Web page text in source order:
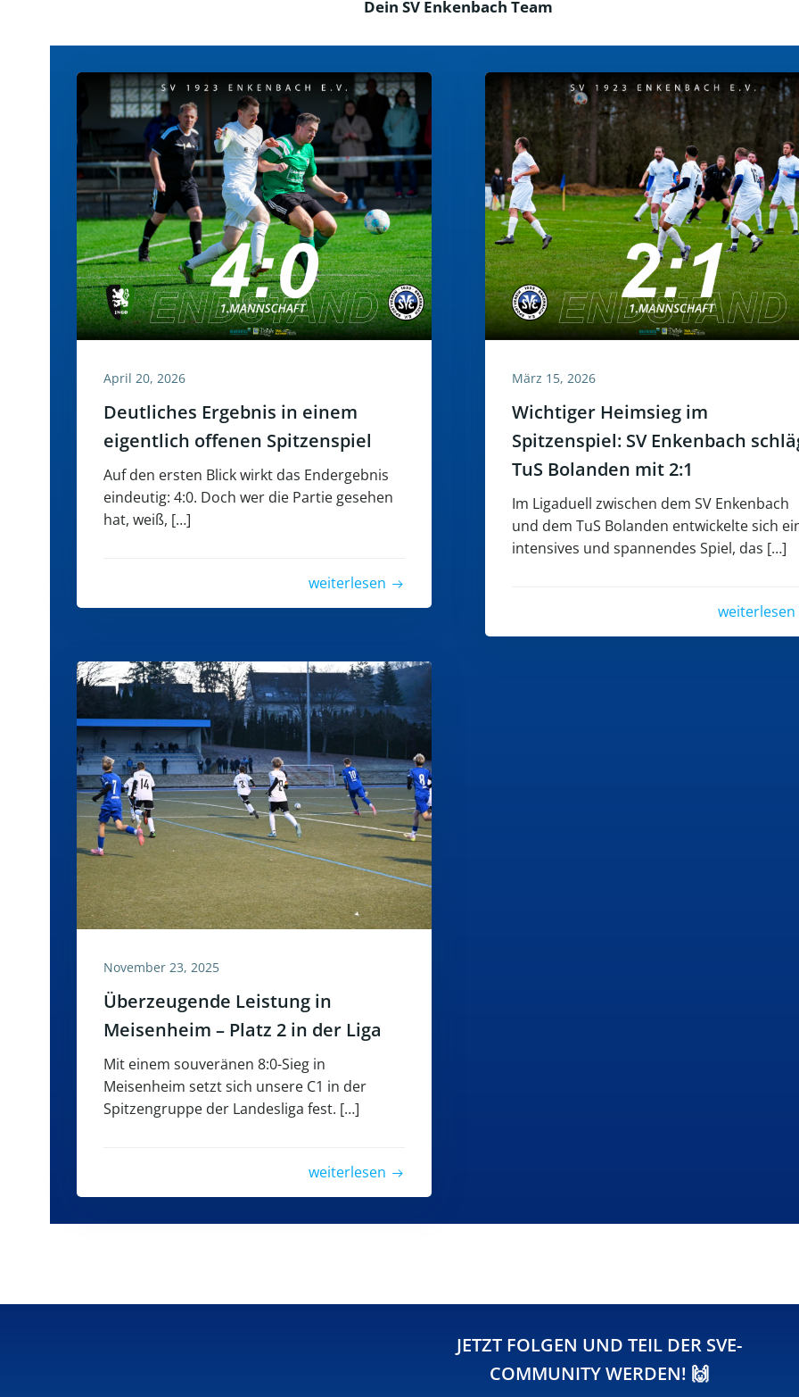
Dein SV Enkenbach Team
April 20, 2026
Deutliches Ergebnis in einem
eigentlich offenen Spitzenspiel
Auf den ersten Blick wirkt das Endergebnis
eindeutig: 4:0. Doch wer die Partie gesehen
hat, weiß, […]
weiterlesen
März 15, 2026
Wichtiger Heimsieg im
Spitzenspiel: SV Enkenbach
TuS Bolanden mit 2:1
Im Ligaduell zwischen dem SV Enkenbach
und dem TuS Bolanden entwickelte sich
intensives und spannendes Spiel, das […]
weiterlesen
November 23, 2025
Überzeugende Leistung in
Meisenheim – Platz 2 in der Liga
Mit einem souveränen 8:0-Sieg in
Meisenheim setzt sich unsere C1 in der
Spitzengruppe der Landesliga fest. […]
weiterlesen
JETZT FOLGEN UND TEIL DER SVE-
COMMUNITY WERDEN! 🙌